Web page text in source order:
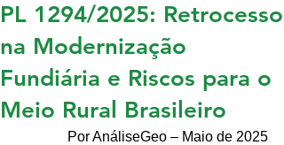
PL 1294/2025: Retrocesso
na Modernização
Fundiária e Riscos para o
Meio Rural Brasileiro
Por AnáliseGeo – Maio de 2025